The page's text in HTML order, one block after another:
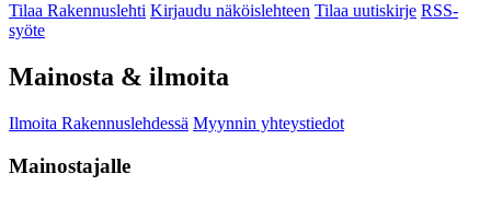
Tilaa Rakennuslehti Kirjaudu näköislehteen Tilaa uutiskirje RSS-
syöte
Mainosta & ilmoita
Ilmoita Rakennuslehdessä Myynnin yhteystiedot
Mainostajalle